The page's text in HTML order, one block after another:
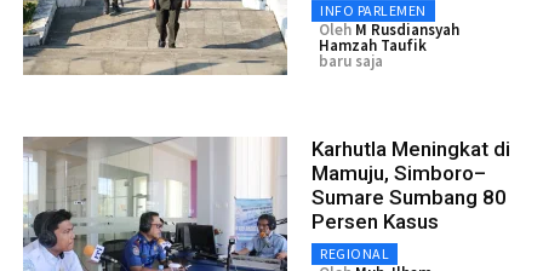
INFO PARLEMEN
Oleh M Rusdiansyah
Hamzah Taufik
baru saja
Karhutla Meningkat di
Mamuju, Simboro–
Sumare Sumbang 80
Persen Kasus
REGIONAL